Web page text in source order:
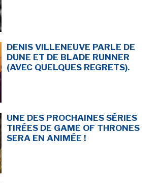
DENIS VILLENEUVE PARLE DE
DUNE ET DE BLADE RUNNER
(AVEC QUELQUES REGRETS).
UNE DES PROCHAINES SÉRIES
TIRÉES DE GAME OF THRONES
SERA EN ANIMÉE !